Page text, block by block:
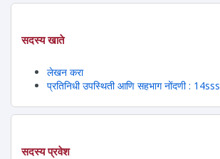
सदस्य खाते
लेखन करा
प्रतिनिधी उपस्थिती आणि सहभाग नोंदणी : 14sss
सदस्य प्रवेश